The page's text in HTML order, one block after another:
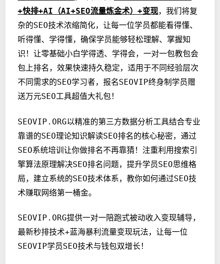
+快排+AI（AI+SEO流量炼金术）+变现，我们将复
杂的SEO技术浓缩简化，让每一位学员都能看得懂、
听得懂、学得懂，确保学员能够轻松理解、掌握知
识！让零基础小白学得透、学得会，一对一包教包会
包上排名，效果快速持久稳定，适用于不同经验层次
不同需求的SEO学习者，报名SEOVIP终身制学员赠
送万元SEO工具超值大礼包！
SEOVIP.ORG以精准的第三方数据分析工具结合专业
靠谱的SEO理论知识解读SEO排名的核心秘密，通过
SEO系统培训让你做排名不再靠猜！注重利用搜索引
擎算法原理解决SEO排名问题，提升学员SEO思维格
局，建立系统的SEO技术体系，教你如何通过SEO技
术赚取网络第一桶金。
SEOVIP.ORG提供一对一陪跑式被动收入变现辅导，
最新秒排技术+蓝海暴利流量变现玩法，让每一位
SEOVIP学员SEO技术与钱包双增长！